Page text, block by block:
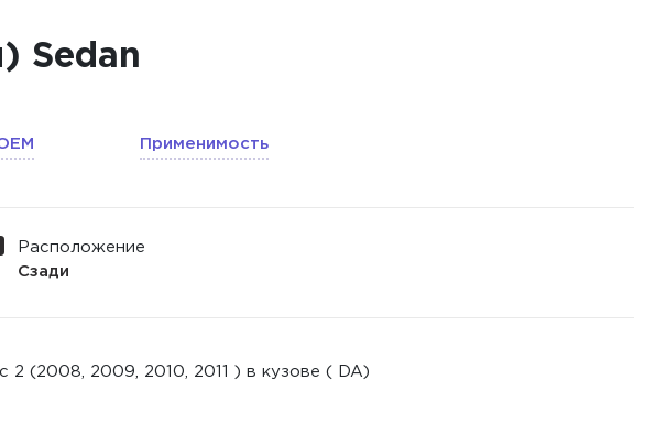
Sedan
Применимость
Расположение
Сзади
(2008, 2009, 2010, 2011 ) в кузове ( DA)